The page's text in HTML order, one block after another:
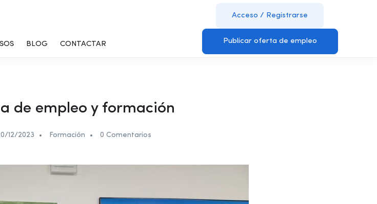
BLOG CONTACTAR
Acceso / Registrarse
Publicar oferta de empleo
de empleo y formación
12/2023 Formación 0 Comentarios